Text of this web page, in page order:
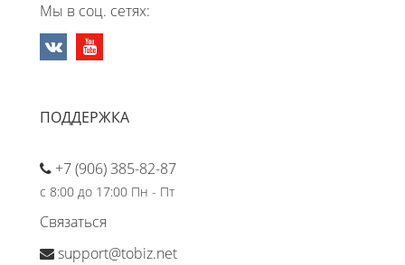
Мы в соц. сетях:
ПОДДЕРЖКА
+7 (906) 385-82-87
с 8:00 до 17:00 Пн - Пт
Связаться
support@tobiz.net